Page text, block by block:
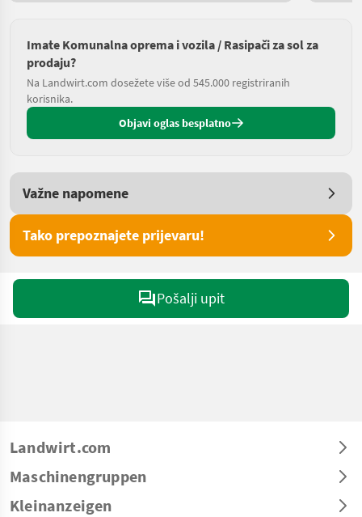
Imate Komunalna oprema i vozila / Rasipači za sol za
prodaju?
Na Landwirt.com dosežete više od 545.000 registriranih
korisnika.
Objavi oglas besplatno
Važne napomene
Tako prepoznajete prijevaru!
Pošalji upit
Landwirt.com
Maschinengruppen
Kleinanzeigen